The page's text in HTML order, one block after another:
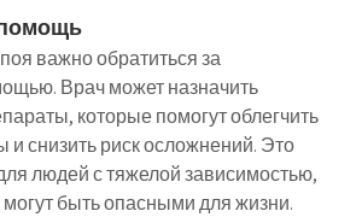
важно обратиться за
Врач может назначить
которые помогут облегчить
снизить риск осложнений. Это
людей с тяжелой зависимостью,
быть опасными для жизни.